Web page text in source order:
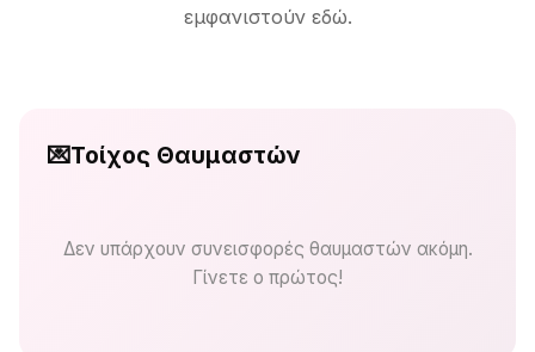
εμφανιστούν εδώ.
💌Τοίχος Θαυμαστών
Δεν υπάρχουν συνεισφορές θαυμαστών ακόμη.
Γίνετε ο πρώτος!